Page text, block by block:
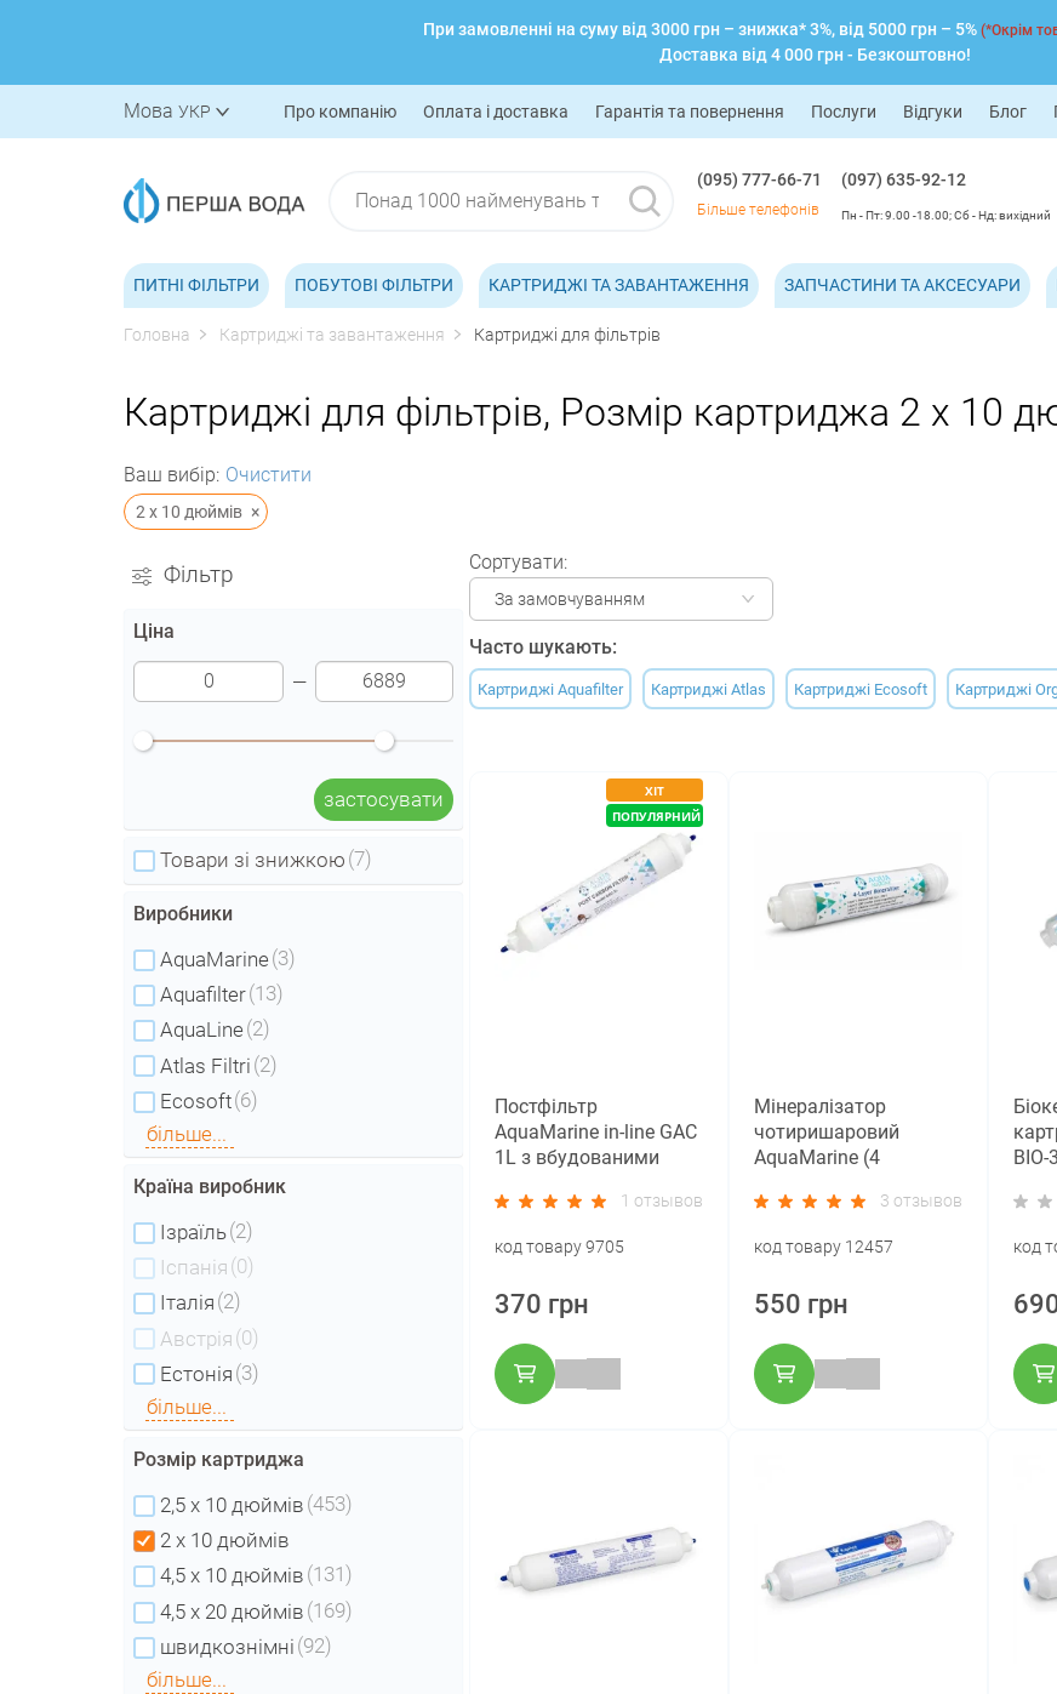
При замовленні на суму від 3000 грн – знижка* 3%, від 5000 грн – 5% (*Окрім
Доставка від 4 000 грн - Безкоштовно!
Мова УКР Про компанію Оплата і доставка Гарантія та повернення Послуги Відгуки Блог
(095) 777-66-71
Більше телефонів
(097) 635-92-12
Пн - Пт: 9.00 -18.00; Сб - Нд: вихідний
ПИТНІ ФІЛЬТРИ ПОБУТОВІ ФІЛЬТРИ КАРТРИДЖІ ТА ЗАВАНТАЖЕННЯ ЗАПЧАСТИНИ ТА АКСЕСУАРИ
Головна Картриджі та завантаження Картриджі для фільтрів
Картриджі для фільтрів, Розмір картриджа 2 х 10
Ваш вибір: Очистити
2 х 10 дюймів ×
Фільтр
Ціна
застосувати
Товари зі знижкою (7)
Виробники
AquaMarine(3)
Aquafilter(13)
AquaLine(2)
Atlas Filtri (2)
Ecosoft(6)
більше...
Країна виробник
Ізраїль(2)
Іспанія (0)
Італія (2)
Австрія (0)
Естонія (3)
більше...
Розмір картриджа
2,5 x 10 дюймів (453)
2 х 10 дюймів
4,5 x 10 дюймів (131)
4,5 x 20 дюймів (169)
швидкознімні (92)
більше...
Сортувати:
За замовчуванням
Часто шукають:
Картриджі Aquafilter Картриджі Atlas Картриджі Ecosoft Картриджі
ХІТ
ПОПУЛЯРНИЙ
Постфільтр
AquaMarine in-line GAC
1L з вбудованими
1 отзывов
код товару 9705
370 грн
Мінералізатор
чотиришаровий
AquaMarine (4
3 отзывов
код товару 12457
550 грн
BIO-
код